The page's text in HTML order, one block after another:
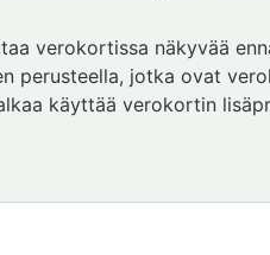
verokortissa näkyvää
perusteella, jotka ovat
käyttää verokortin